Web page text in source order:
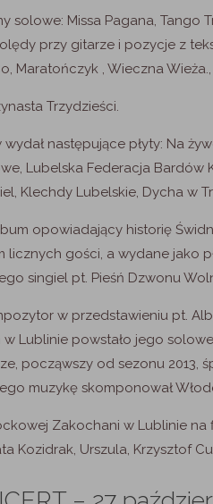
solowe: Missa Pagana, Tango
przy gitarze i pozycje z
Maratończyk , Wieczna
Trzydzieści.
następujące płyty: Na
Lubelska Federacja Bardów
Klechdy Lubelskie, Dycha w
opowiadający historię
licznych gości, a wydane jako
singiel pt. Pieśń Dzwonu
w przedstawieniu pt.
w Lublinie powstało jego
począwszy od sezonu 2013,
muzykę skomponował
Zakochani w Lublinie
Kozidrak, Urszula, Krzysztof